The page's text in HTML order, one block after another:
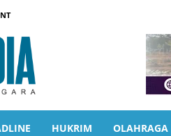
HUKRIM OLAHRAGA